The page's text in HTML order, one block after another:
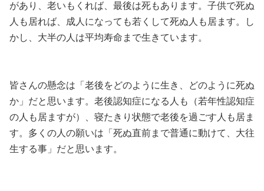
があり、老いもくれば、最後は死もあります。子供で死ぬ
人も居れば、成人になっても若くして死ぬ人も居ます。し
かし、大半の人は平均寿命まで生きています。
皆さんの懸念は「老後をどのように生き、どのように死ぬ
か」だと思います。老後認知症になる人も（若年性認知症
の人も居ますが）、寝たきり状態で老後を過ごす人も居ま
す。多くの人の願いは「死ぬ直前まで普通に動けて、大往
生する事」だと思います。